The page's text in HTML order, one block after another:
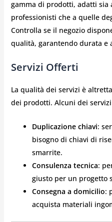
gamma di prodotti, adatti sia
professionisti che a quelle
Controlla se il negozio
qualità, garantendo durata e
Servizi Offerti
La qualità dei servizi è
dei prodotti. Alcuni dei
Duplicazione chiavi:
bisogno di chiavi di
smarrite.
Consulenza tecnica:
giusto per un progetto
Consegna a domicilio:
acquista materiali